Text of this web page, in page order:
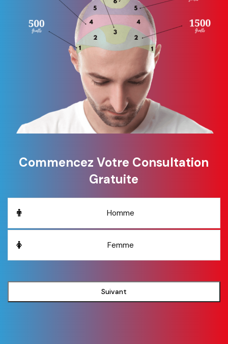
Commencez Votre Consultation
Gratuite
Homme
Femme
Suivant